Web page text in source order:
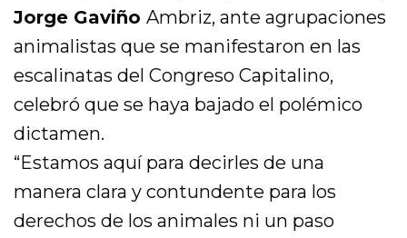
Jorge GaviñoAmbriz, ante agrupaciones
animalistas que se manifestaron en las
escalinatas del Congreso Capitalino,
celebró que se haya bajado el polémico
dictamen.
“Estamos aquí para decirles de una
manera clara y contundente para los
derechos de los animales ni un paso